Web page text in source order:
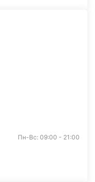
Пн-Вс: 09:00 - 21:00